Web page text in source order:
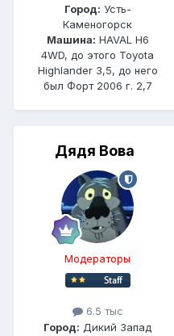
Город: Усть-
Каменогорск
Машина: HAVAL H6
4WD, до этого Toyota
Highlander 3,5, до него
был Форт 2006 г. 2,7
Дядя Вова
Модераторы
6.5 тыс
Город: Дикий Запад